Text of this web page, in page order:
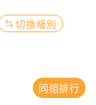
切換級別
同組排行